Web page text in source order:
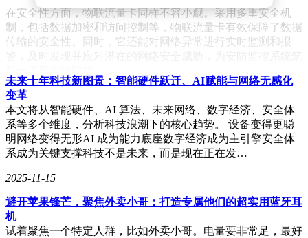
在安全性方面，物联流量卡同样不容小觑。采用多重安全机
制，包括数据加密和访问控制等，物联流量卡有效保障了数据
传输的安全性。同时，它还能对网络异常进行实时监测和报
物联流量卡还具备便捷高效的设备管理功能。通过物联网平
台，用户可以对大量流量卡进行统一管理，实时监控流量使用
情况和设备状态，支持远程配置和故障诊断。这种高效的设备
管理能力不仅提升了运维效率，更确保了监控系统的稳定运
行。
物联流量卡的兼容性强，能够适配不同品牌和型号的安防监控
设备。其支持的通信协议广泛，可以与各种监控设备无缝对
接，为用户提供智能化的数据处理解决方案。这种灵活性使得
物联流量卡在安防监控领域具有广泛的应用前景。
未来十年科技新图景：智能硬件跃迁、AI赋能与网络无感化
变革
本文将从智能硬件、AI 算法、未来网络、数字经济、安全体
系等多个维度，分析科技浪潮下的核心趋势。 设备变得更聪
明网络变得无形AI 成为能力底座数字经济成为主引擎安全体
系成为关键支撑科技不是未来，而是现在正在发…
2025-11-15
避开苹果锋芒，聚焦外卖小哥：打造专属他们的超实用蓝牙耳
机
试着聚焦一个特定人群，比如外卖小哥。电量要非常足，最好